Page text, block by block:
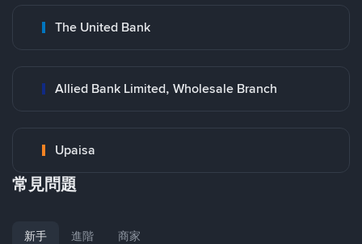
The United Bank
Allied Bank Limited, Wholesale Branch
Upaisa
常見問題
新手 進階 商家